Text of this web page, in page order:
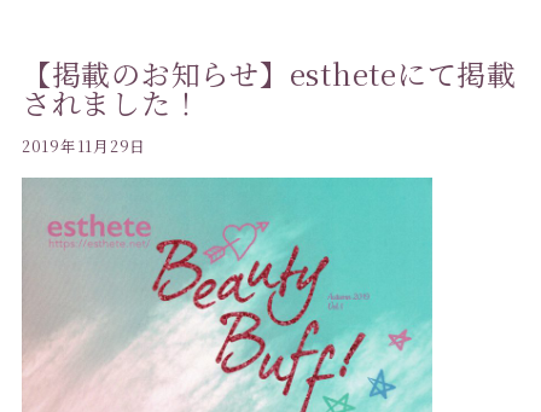
【掲載のお知らせ】estheteにて掲載
されました！
2019年11月29日